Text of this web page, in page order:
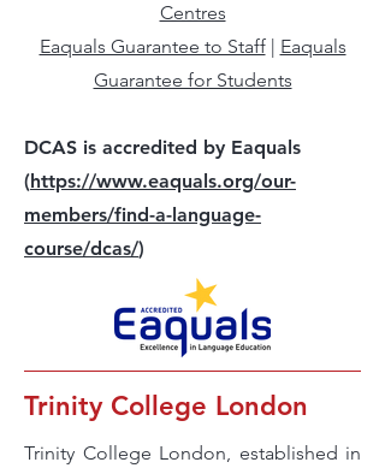
Centres
Eaquals Guarantee to Staff| Eaquals
Guarantee for Students
DCAS is accredited by Eaquals
(https://www.eaquals.org/our-
members/find-a-language-
course/dcas/)
Trinity College London
Trinity College London, established in